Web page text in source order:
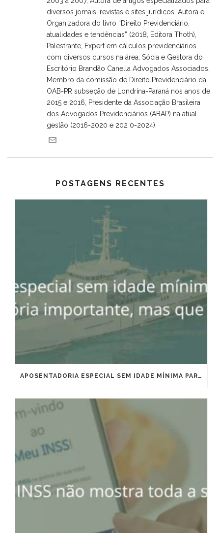
diversos jornais, revistas e sites jurídicos, Autora e
Organizadora do livro “Direito Previdenciário,
atualidades e tendências” (2018, Editora Thoth),
Palestrante, Expert em cálculos previdenciários
com diversos cursos na área, Sócia e Gestora do
Escritório Brandão Canella Advogados Associados,
Membro da comissão de Direito Previdenciário da
OAB-PR subseção de Londrina-Paraná nos anos de
2015 e 2016, Presidente da Associação Brasileira
dos Advogados Previdenciários (ABAP) na atual
gestão (2016-2020 e 202 0-2024).
POSTAGENS RECENTES
APOSENTADORIA ESPECIAL SEM IDADE MÍNIMA PARA MARÍTIMOS E OFFSHORE: VITÓRIA IMPORTANTE, MAS QUE EXIGE ESTRATÉGIA